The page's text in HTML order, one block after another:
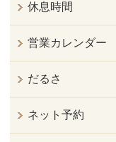
休息時間
営業カレンダー
だるさ
ネット予約